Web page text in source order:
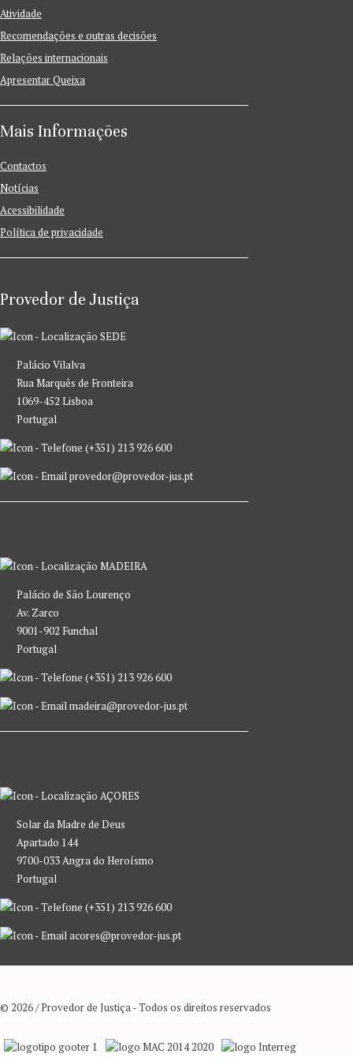
Atividade
Recomendações e outras decisões
Relações internacionais
Apresentar Queixa
Mais Informações
Contactos
Notícias
Acessibilidade
Política de privacidade
Provedor de Justiça
SEDE
Palácio Vilalva
Rua Marquês de Fronteira
1069-452 Lisboa
Portugal
(+351) 213 926 600
provedor@provedor-jus.pt
MADEIRA
Palácio de São Lourenço
Av. Zarco
9001-902 Funchal
Portugal
(+351) 213 926 600
madeira@provedor-jus.pt
AÇORES
Solar da Madre de Deus
Apartado 144
9700-033 Angra do Heroísmo
Portugal
(+351) 213 926 600
acores@provedor-jus.pt
© 2026 / Provedor de Justiça - Todos os direitos reservados